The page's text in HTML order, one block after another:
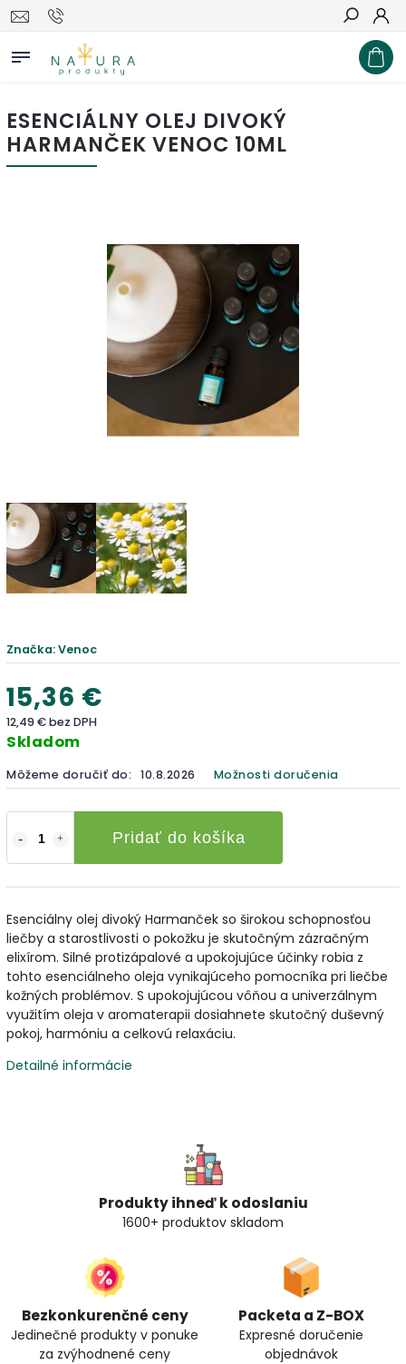
Hľadať
ESENCIÁLNY OLEJ DIVOKÝ
HARMANČEK VENOC 10ML
Značka:Venoc
15,36 €
12,49 € bez DPH
Skladom
Môžeme doručiť do: 10.8.2026 Možnosti doručenia
Pridať do košíka
Esenciálny olej divoký Harmanček so širokou schopnosťou
liečby a starostlivosti o pokožku je skutočným zázračným
elixírom. Silné protizápalové a upokojujúce účinky robia z
tohto esenciálneho oleja vynikajúceho pomocníka pri liečbe
kožných problémov. S upokojujúcou vôňou a univerzálnym
využitím oleja v aromaterapii dosiahnete skutočný duševný
pokoj, harmóniu a celkovú relaxáciu.
Detailné informácie
Produkty ihneď k odoslaniu
1600+ produktov skladom
Bezkonkurenčné ceny
Jedinečné produkty v ponuke
za zvýhodnené ceny
Packeta a Z-BOX
Expresné doručenie
objednávok